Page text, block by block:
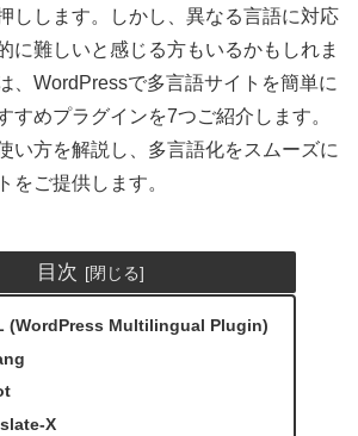
しします。しかし、異なる言語に対応
に難しいと感じる方もいるかもしれま
、WordPressで多言語サイトを簡単に
すめプラグインを7つご紹介します。
い方を解説し、多言語化をスムーズに
をご提供します。
目次
(WordPress Multilingual Plugin)
X